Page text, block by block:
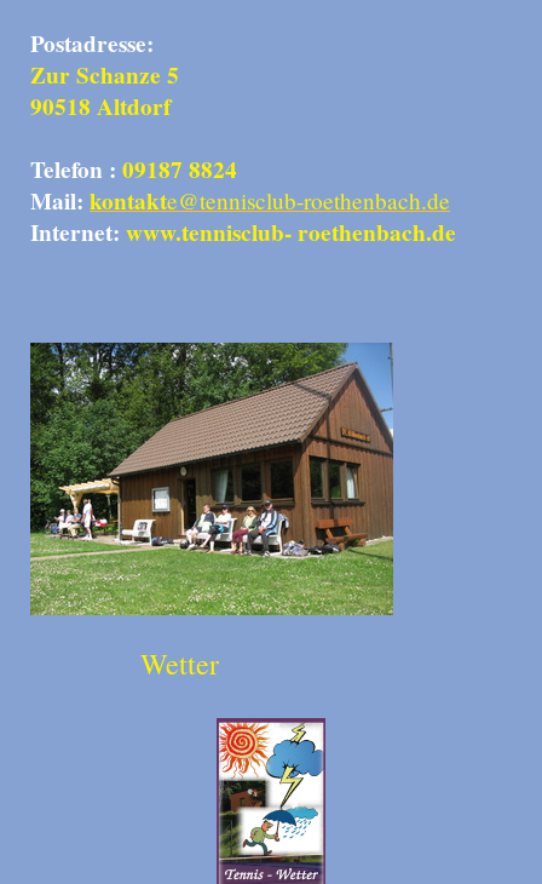
Postadresse:
Zur Schanze 5
90518 Altdorf
Telefon : 09187 8824
Mail: kontakte@tennisclub-roethenbach.de
Internet: www.tennisclub- roethenbach.de
Wetter